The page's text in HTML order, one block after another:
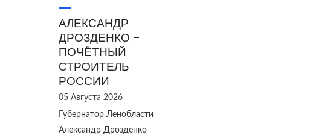
АЛЕКСАНДР
ДРОЗДЕНКО -
ПОЧЁТНЫЙ
СТРОИТЕЛЬ
РОССИИ
05 Августа 2026
Губернатор Ленобласти
Александр Дрозденко